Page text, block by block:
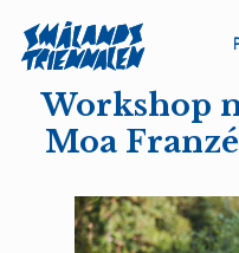
Workshop
Moa